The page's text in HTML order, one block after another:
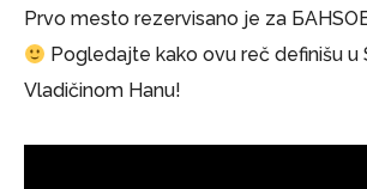
Prvo mesto rezervisano je za
Pogledajte kako ovu reč definišu u
Vladičinom Hanu!